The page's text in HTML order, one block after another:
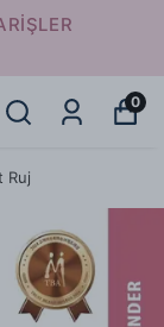
0
Ruj